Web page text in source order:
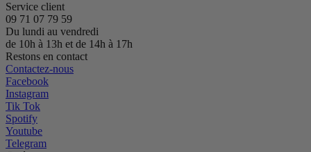
Service client
09 71 07 79 59
Du lundi au vendredi
de 10h à 13h et de 14h à 17h
Restons en contact
Contactez-nous
Facebook
Instagram
Tik Tok
Spotify
Youtube
Telegram